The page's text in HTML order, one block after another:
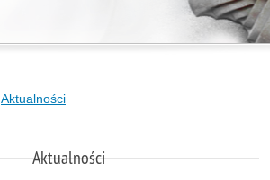
Aktualności
Aktualności